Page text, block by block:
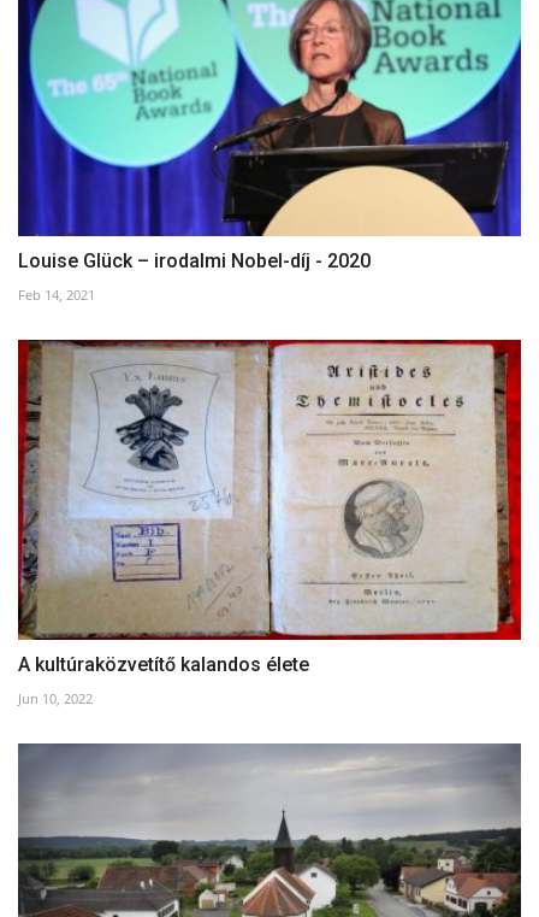
Louise Glück – irodalmi Nobel-díj - 2020
Feb 14, 2021
A kultúraközvetítő kalandos élete
Jun 10, 2022